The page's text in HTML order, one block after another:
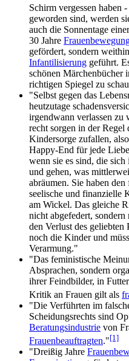
Schirm vergessen haben
geworden sind, werden
auch die Sonnentage
30 Jahre
gefördert, sondern
Infantilisierung geführt.
schönen Märchenbücher
richtigen Spiegel zu
"Selbst gegen das
heutzutage
irgendwann verlassen
recht sorgen in der Regel
Kindersorge zufallen,
Happy-End für jede
wenn sie es sind, die
und gehen, was
abräumen. Sie haben
seelische und finanzielle
am Wickel. Das gleiche
nicht abgefedert,
den Verlust des geliebten
noch die Kinder und
Verarmung."
"Das feministische
Absprachen, sondern
ihrer Feindbilder, in
Kritik an Frauen gilt als
"Die Verführten im
Scheidungsrechts sind
Beratungsindustrie von
Frauenbeauftragten."[1]
"Dreißig Jahre